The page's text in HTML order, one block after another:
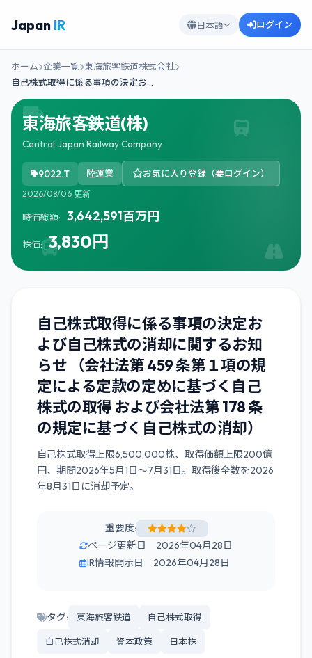
Japan IR 日本語 ログイン
ホーム 企業一覧 東海旅客鉄道株式会社
自己株式取得に係る事項の決定お…
東海旅客鉄道(株)
Central Japan Railway Company
9022.T 陸運業 お気に入り登録（要ログイン）
2026/08/06 更新
時価総額: 3,642,591百万円
株価: 3,830円
自己株式取得に係る事項の決定お
よび自己株式の消却に関するお知
らせ （会社法第 459 条第１項の規
定による定款の定めに基づく自己
株式の取得 および会社法第 178 条
の規定に基づく自己株式の消却）
自己株式取得上限6,500,000株、取得価額上限200億
円、期間2026年5月1日～7月31日。取得後全数を2026
年8月31日に消却予定。
重要度:
ページ更新日 2026年04月28日
IR情報開示日 2026年04月28日
タグ: 東海旅客鉄道 自己株式取得
自己株式消却 資本政策 日本株